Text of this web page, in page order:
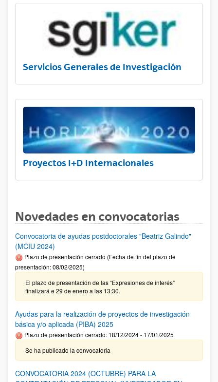
Servicios Generales de Investigación
Proyectos I+D Internacionales
Novedades en convocatorias
Convocatoria de ayudas postdoctorales "Beatriz Galindo"
(MCIU 2024)
Plazo de presentación cerrado (Fecha de fin del plazo de
presentación: 08/02/2025)
El plazo de presentación de las “Expresiones de interés”
finalizará e 29 de enero a las 13:30.
Ayudas para la realización de proyectos de investigación
básica y/o aplicada (PIBA) 2025
Plazo de presentación cerrado: 18/12/2024 - 17/01/2025
Se ha publicado la convocatoria
CONVOCATORIA 2024 (OCTUBRE) PARA LA